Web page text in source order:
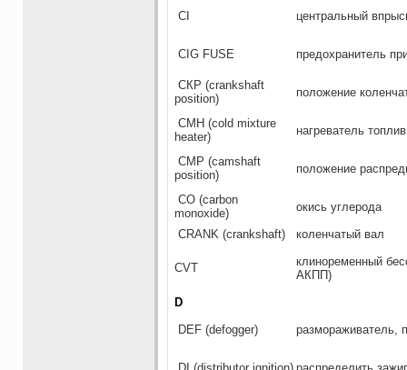
CI центральный
CIG FUSE предохранитель
СКР (crankshaft
position)
положение
СМН (cold mixture
heater)
нагреватель
СМР (camshaft
position)
положение
СО (carbon
monoxide)
окись углерода
CRANK (crankshaft)
коленчатый вал
CVT
клиноременный
АКПП)
D
DEF (defogger)
размораживатель,